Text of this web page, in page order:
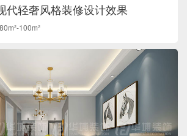
代轻奢风格装修设计效果
80m²-100m²